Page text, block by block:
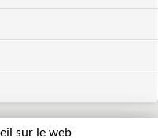
sur le web